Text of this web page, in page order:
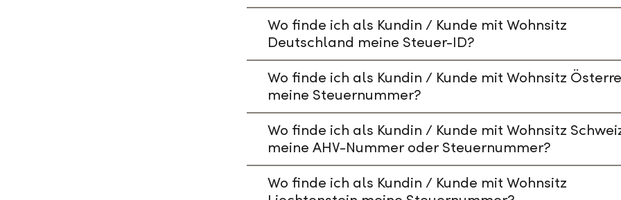
Wo finde ich als Kundin / Kunde mit Wohnsitz
Deutschland meine Steuer-ID?
Wo finde ich als Kundin / Kunde mit Wohnsitz
meine Steuernummer?
Wo finde ich als Kundin / Kunde mit Wohnsitz
meine AHV-Nummer oder Steuernummer?
Wo finde ich als Kundin / Kunde mit Wohnsitz